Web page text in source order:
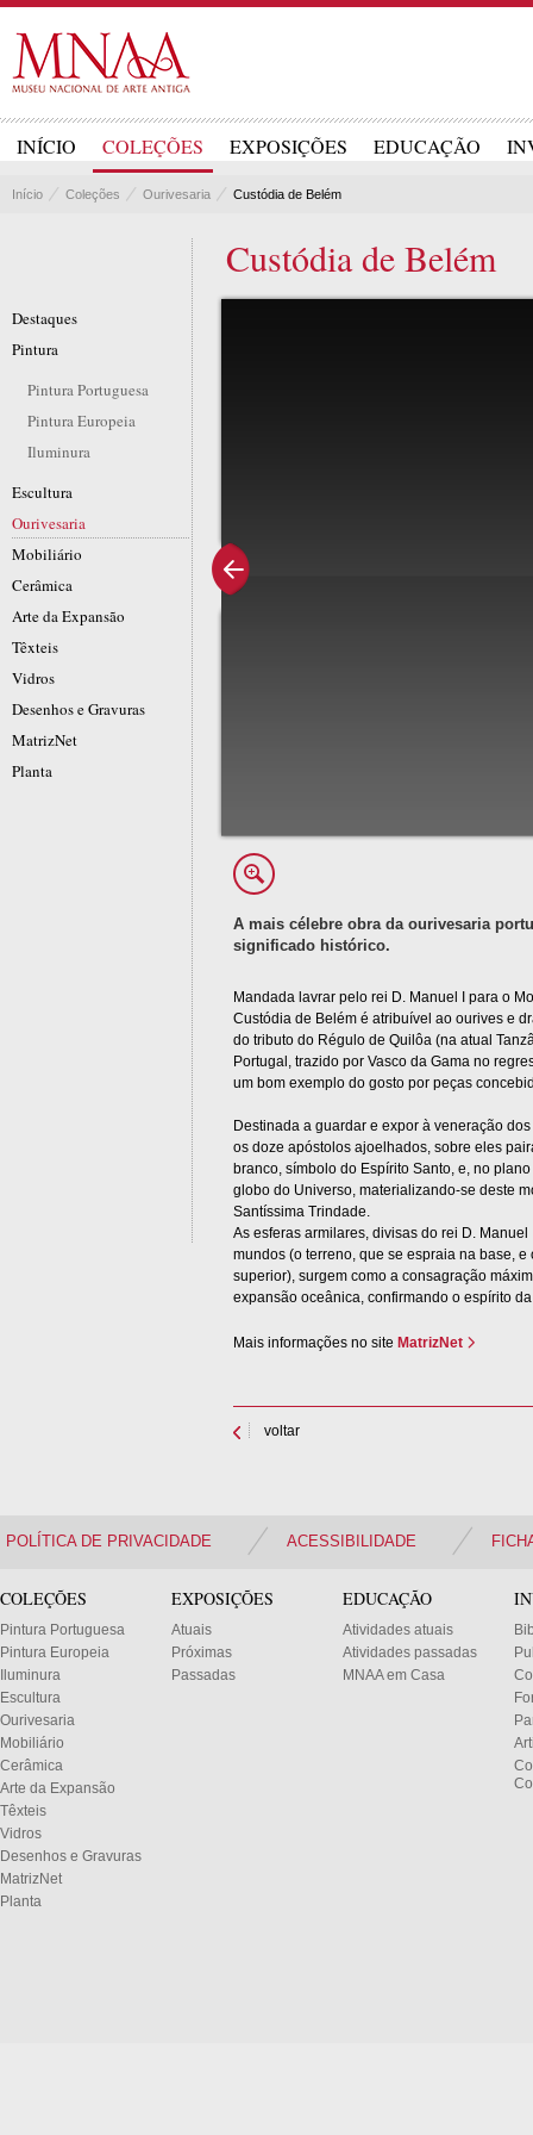
INÍCIO COLEÇÕES EXPOSIÇÕES EDUCAÇÃO
Início Coleções Ourivesaria Custódia de Belém
Custódia de Belém
A mais célebre obra da ourivesaria
significado histórico.
Mandada lavrar pelo rei D. Manuel I para o
Custódia de Belém é atribuível ao ourives e
do tributo do Régulo de Quilôa (na atual
Portugal, trazido por Vasco da Gama no
um bom exemplo do gosto por peças
Destinada a guardar e expor à veneração
os doze apóstolos ajoelhados, sobre eles
branco, símbolo do Espírito Santo, e, no
globo do Universo, materializando-se deste
Santíssima Trindade.
As esferas armilares, divisas do rei D.
mundos (o terreno, que se espraia na base,
superior), surgem como a consagração
expansão oceânica, confirmando o espírito
Mais informações no site MatrizNet
voltar
Destaques
Pintura
Pintura Portuguesa
Pintura Europeia
Iluminura
Escultura
Ourivesaria
Mobiliário
Cerâmica
Arte da Expansão
Têxteis
Vidros
Desenhos e Gravuras
MatrizNet
Planta
POLÍTICA DE PRIVACIDADE ACESSIBILIDADE
COLEÇÕES
Pintura Portuguesa
Pintura Europeia
Iluminura
Escultura
Ourivesaria
Mobiliário
Cerâmica
Arte da Expansão
Têxteis
Vidros
Desenhos e Gravuras
MatrizNet
Planta
EXPOSIÇÕES
Atuais
Próximas
Passadas
EDUCAÇÃO
Atividades atuais
Atividades passadas
MNAA em Casa